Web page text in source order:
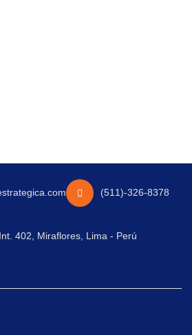
(511)-326-8378
402, Miraflores, Lima - Perú